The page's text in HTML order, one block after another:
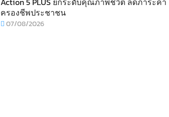
ครองชีพประชาชน
07/08/2026